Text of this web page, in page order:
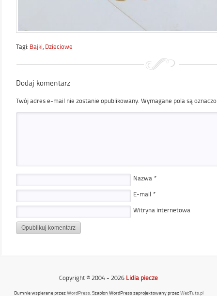
Tagi: Bajki Dzieciowe
Dodaj komentarz
Twój adres e-mail nie zostanie opublikowany. Wymagane pola są
Nazwa *
E-mail *
Witryna internetowa
Copyright © 2004 - 2026 Lidia piecze
Dumnie wspierane przezWordPress. Szablon WordPress zaprojektowany przezWebTuts.pl